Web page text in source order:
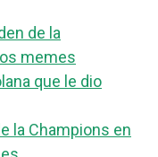
de la
memes
que le dio
la Champions en